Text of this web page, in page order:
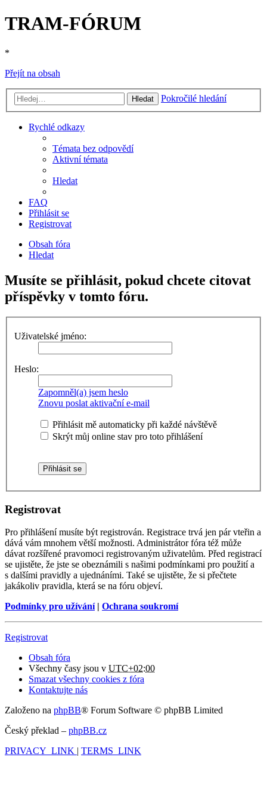
TRAM-FÓRUM
*
Přejít na obsah
Hledat Pokročilé hledání
Rychlé odkazy
Témata bez odpovědí
Aktivní témata
Hledat
FAQ
Přihlásit se
Registrovat
Obsah fóra
Hledat
Musíte se přihlásit, pokud chcete citovat
příspěvky v tomto fóru.
Uživatelské jméno:
Heslo:
Zapomněl(a) jsem heslo
Znovu poslat aktivační e-mail
Přihlásit mě automaticky při každé návštěvě
Skrýt můj online stav pro toto přihlášení
Registrovat
Pro přihlášení musíte být registrován. Registrace trvá jen pár vteřin a
dává vám mnohem větší možnosti. Administrátor fóra též může
dávat rozšířené pravomoci registrovaným uživatelům. Před registrací
se ujistěte, že jste se obeznámili s našimi podmínkami pro použití a
s dalšími pravidly a ujednáními. Také se ujistěte, že si přečtete
jakákoliv pravidla, která se na fóru objeví.
Podmínky pro užívání| Ochrana soukromí
Registrovat
Obsah fóra
Všechny časy jsou v UTC+02:00
Smazat všechny cookies z fóra
Kontaktujte nás
Založeno na phpBB® Forum Software © phpBB Limited
Český překlad – phpBB.cz
PRIVACY_LINK | TERMS_LINK